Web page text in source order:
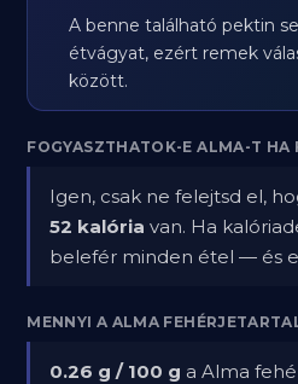
A benne található pektin
étvágyat, ezért remek
között.
FOGYASZTHATOK-E ALMA-T HA
Igen, csak ne felejtsd el,
52 kalória van. Ha
belefér minden étel — és
MENNYI A ALMA
0.26 g / 100 g a Alma